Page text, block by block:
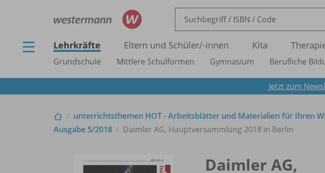
Lehrkräfte Eltern und Schüler/-innen Kita
Grundschule Mittlere Schulformen Gymnasium Berufliche
Jetzt zum
unterrichtsthemen HOT - Arbeitsblätter und Materialien für Ihren
Ausgabe 5/2018 Daimler AG, Hauptversammlung 2018 in Berlin
Daimler AG,